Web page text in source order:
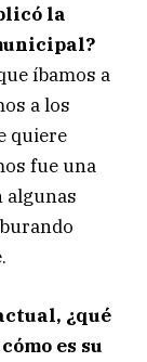
la
íbamos a
a los
quiere
fue una
algunas
¿qué
es su